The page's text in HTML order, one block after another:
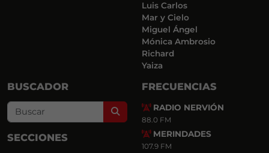
Luis Carlos
Mar y Cielo
Miguel Ángel
Mónica Ambrosio
Richard
Yaiza
BUSCADOR
Search
SECCIONES
FRECUENCIAS
RADIO NERVIÓN
88.0 FM
MERINDADES
107.9 FM